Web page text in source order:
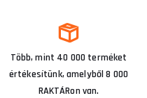
Több, mint 40 000 terméket
értékesítünk, amelyből 8 000
RAKTÁRon van.